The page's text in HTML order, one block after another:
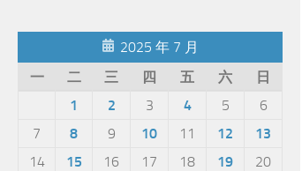
2025 年 7 月
一
二 三 四 五 六
日
1
2 3 4 5
6
7
8 9 10 11 12
13
14
15 16 17 18 19
20